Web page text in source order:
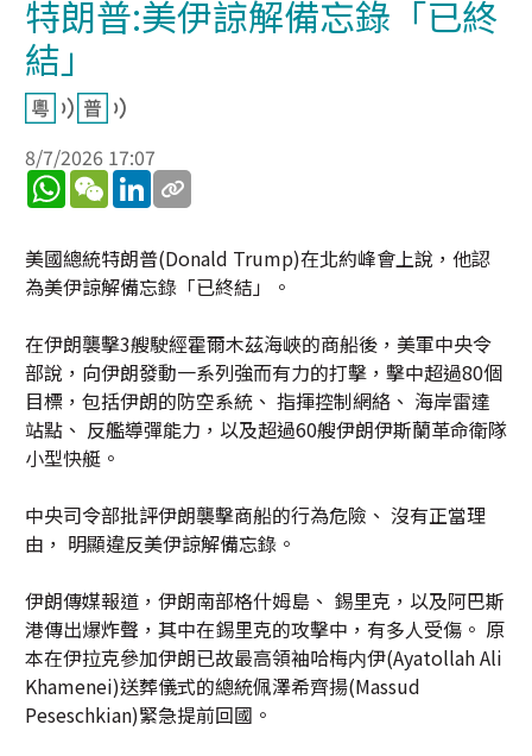
特朗普:美伊諒解備忘錄「已終
結」
8/7/2026 17:07
WhatsApp
WeChatLinkedIn
美國總統特朗普(Donald Trump)在北約峰會上說，他認
為美伊諒解備忘錄「已終結」。
在伊朗襲擊3艘駛經霍爾木茲海峽的商船後，美軍中央令
部說，向伊朗發動一系列強而有力的打擊，擊中超過80個
目標，包括伊朗的防空系統、 指揮控制網絡、 海岸雷達
站點、 反艦導彈能力，以及超過60艘伊朗伊斯蘭革命衛隊
小型快艇。
中央司令部批評伊朗襲擊商船的行為危險、 沒有正當理
由， 明顯違反美伊諒解備忘錄。
伊朗傳媒報道，伊朗南部格什姆島、 錫里克，以及阿巴斯
港傳出爆炸聲，其中在錫里克的攻擊中，有多人受傷。 原
本在伊拉克參加伊朗已故最高領袖哈梅内伊(Ayatollah Ali
Khamenei)送葬儀式的總統佩澤希齊揚(Massud
Peseschkian)緊急提前回國。